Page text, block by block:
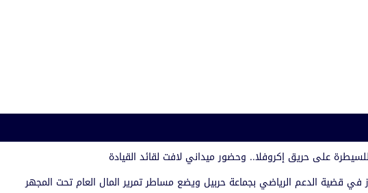
على حريق إكروفلا.. وحضور ميداني لافت لقائد القيادة
في قضية الدعم الرياضي بجماعة حربيل ويضع مساطر تمرير المال العام تحت المجهر